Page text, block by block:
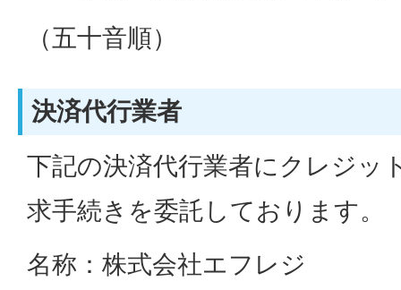
（五十音順）
決済代行業者
下記の決済代行業者にクレジッ
求手続きを委託しております。
名称：株式会社エフレジ